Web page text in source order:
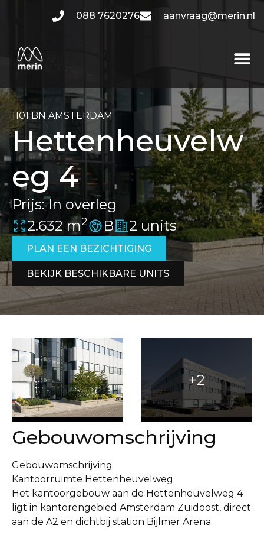
088 7620276 aanvraag@merin.nl
1101 BN AMSTERDAM
Hettenheuvelw
eg 4
Prijs:In overleg
2.632 m2 B 2 units
PLAN EEN BEZICHTIGING
BEKIJK BESCHIKBARE UNITS
Gebouwomschrijving
Gebouwomschrijving
Kantoorruimte Hettenheuvelweg
Het kantoorgebouw aan de Hettenheuvelweg 4
ligt in kantorengebied Amsterdam Zuidoost, direct
aan de A2 en dichtbij station Bijlmer Arena.